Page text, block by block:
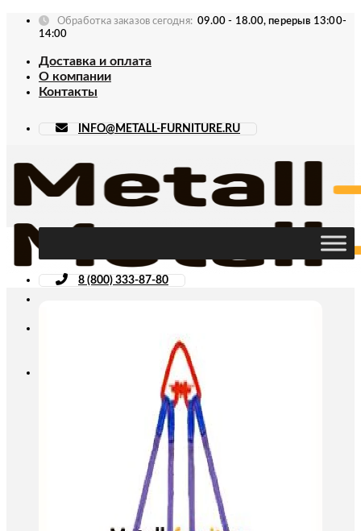
Skip
Обработка заказов сегодня: 09.00 - 18.00, перерыв 13:00-
14:00
Доставка и оплата
О компании
Контакты
INFO@METALL-FURNITURE.RU
8 (800) 333-87-80